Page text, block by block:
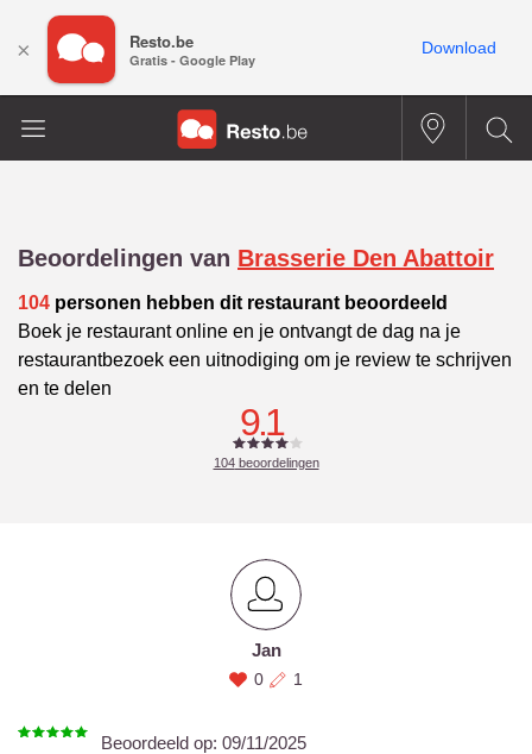
Beoordelingen van Brasserie Den Abattoir
104 personen hebben dit restaurant beoordeeld
Boek je restaurant online en je ontvangt de dag na je
restaurantbezoek een uitnodiging om je review te schrijven
en te delen
9.1
104beoordelingen
Jan
0 1
Beoordeeld op: 09/11/2025
× Resto.be
Gratis - Google Play
Download